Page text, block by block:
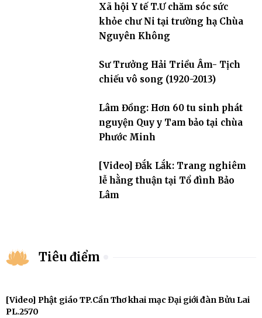
Xã hội Y tế T.Ư chăm sóc sức
khỏe chư Ni tại trường hạ Chùa
Nguyên Không
Sư Trưởng Hải Triều Âm- Tịch
chiếu vô song (1920-2013)
Lâm Đồng: Hơn 60 tu sinh phát
nguyện Quy y Tam bảo tại chùa
Phước Minh
[Video] Đắk Lắk: Trang nghiêm
lễ hằng thuận tại Tổ đình Bảo
Lâm
Tiêu điểm
[Video] Phật giáo TP.Cần Thơ khai mạc Đại giới đàn Bửu Lai
PL.2570